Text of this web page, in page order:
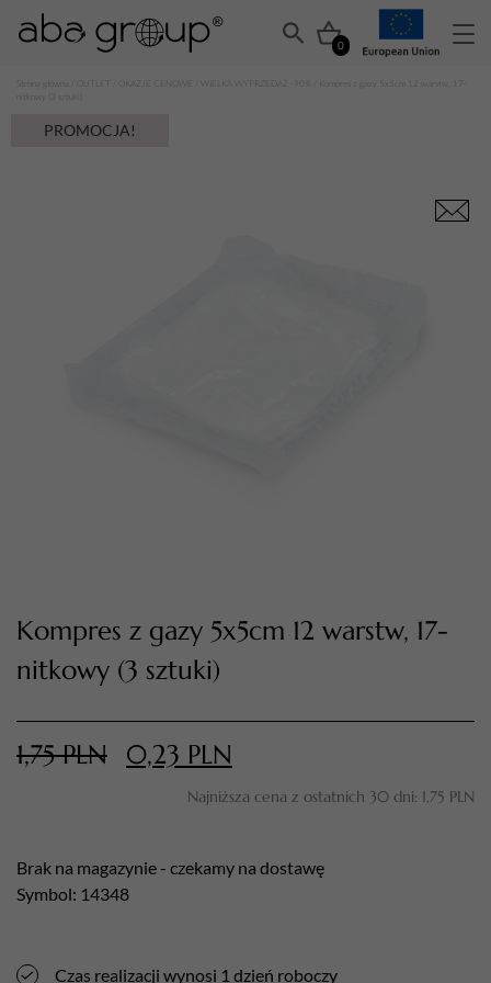
0
TWÓJ KOSZYK (
Suma koszyka (0)
OKAZJE CENOWE WIELKA WYPRZEDAŻ -90%
PROMOCJA!
Kompres z gazy 5x5cm 12 warstw, 17-
nitkowy (3 sztuki)
1,75PLN 0,23 PLN
Najniższa cena z ostatnich 30 dni: 1,75 PLN
Brak na magazynie - czekamy na dostawę
Symbol: 14348
Czas realizacji wynosi 1 dzień roboczy